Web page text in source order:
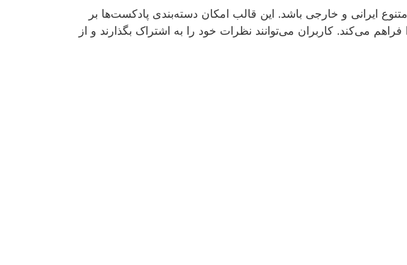
ایرانی و خارجی باشد. این قالب امکان دسته‌بندی پادکست‌ها بر
می‌کند. کاربران می‌توانند نظرات خود را به اشتراک بگذارند و از